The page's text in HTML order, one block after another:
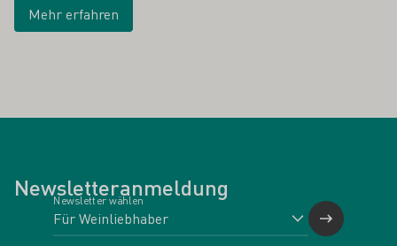
Mehr erfahren
Newsletteranmeldung
Newsletter wählen